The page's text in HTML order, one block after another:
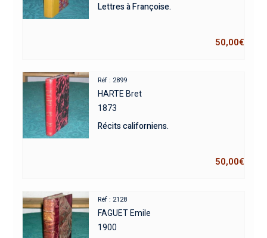
Lettres à Françoise.
50,00€
Réf : 2899
HARTE Bret
1873
Récits californiens.
50,00€
Réf : 2128
FAGUET Emile
1900